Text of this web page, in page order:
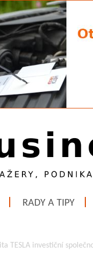
RADY A TIPY
TESLA investiční